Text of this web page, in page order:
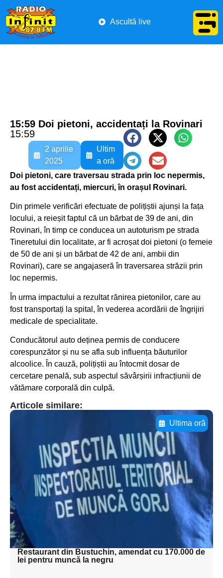
Ascultă live
15:59 Doi pietoni, accidentați la Rovinari
15:59
2 aprilie
2025
Ultim
a oră
Doi pietoni, care traversau strada prin loc nepermis,
au fost accidentați, miercuri, în orașul Rovinari.
Din primele verificări efectuate de polițiștii ajunși la fața
locului, a reieșit faptul că un bărbat de 39 de ani, din
Rovinari, în timp ce conducea un autoturism pe strada
Tineretului din localitate, ar fi acroșat doi pietoni (o femeie
de 50 de ani și un bărbat de 42 de ani, ambii din
Rovinari), care se angajaseră în traversarea străzii prin
loc nepermis.
În urma impactului a rezultat rănirea pietonilor, care au
fost transportați la spital, în vederea acordării de îngrijiri
medicale de specialitate.
Conducătorul auto deținea permis de conducere
corespunzător și nu se afla sub influența băuturilor
alcoolice. În cauză, polițiștii au întocmit dosar de
cercetare penală, sub aspectul săvârșirii infracțiunii de
vătămare corporală din culpă.
Articole similare:
Ultima oră
Adaugă aici textul pentru
subtitluAdaugă aici
textul pentru
subtitluAdaugă aici
textul pentru
subtitluAdaugă aici
textul pentru subti
Restaurant din Bustuchin, amendat cu 170.000 de
lei pentru muncă la negru